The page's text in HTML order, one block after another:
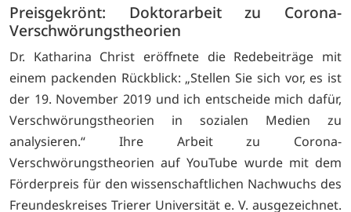
Preisgekrönt: Doktorarbeit zu Corona-
Verschwörungstheorien
Dr. Katharina Christ eröffnete die Redebeiträge mit
einem packenden Rückblick: „Stellen Sie sich vor, es ist
der 19. November 2019 und ich entscheide mich dafür,
Verschwörungstheorien in sozialen Medien zu
analysieren.“ Ihre Arbeit zu Corona-
Verschwörungstheorien auf YouTube wurde mit dem
Förderpreis für den wissenschaftlichen Nachwuchs des
Freundeskreises Trierer Universität e. V. ausgezeichnet.